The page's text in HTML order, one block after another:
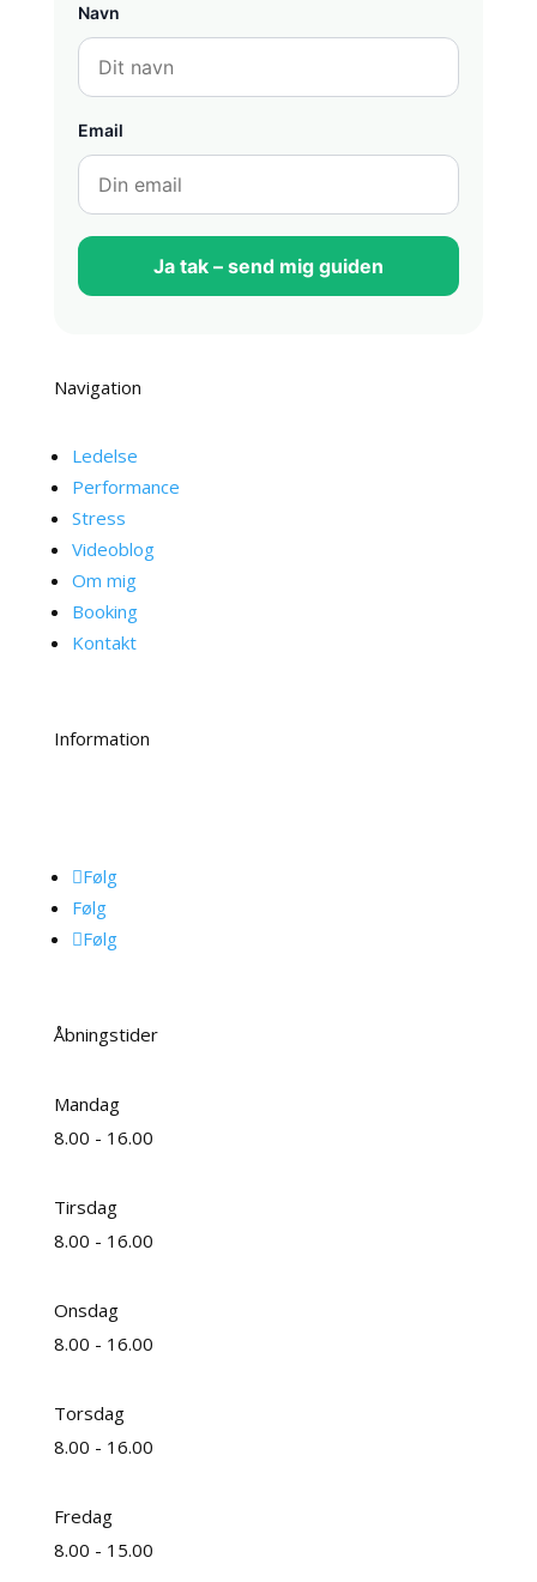
Navn
Email
Ja tak – send mig guiden
Navigation
Ledelse
Performance
Stress
Videoblog
Om mig
Booking
Kontakt
Information
Følg
Følg
Følg
Åbningstider
Mandag
8.00 - 16.00
Tirsdag
8.00 - 16.00
Onsdag
8.00 - 16.00
Torsdag
8.00 - 16.00
Fredag
8.00 - 15.00